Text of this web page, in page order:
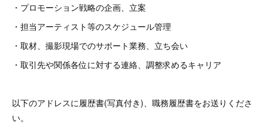
・プロモーション戦略の企画、立案
・担当アーティスト等のスケジュール管理
・取材、撮影現場でのサポート業務、立ち会い
・取引先や関係各位に対する連絡、調整求めるキャリア
以下のアドレスに履歴書(写真付き)、職務履歴書をお送りくださ
い。